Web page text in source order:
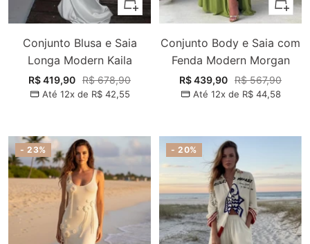
Conjunto Blusa e Saia
Longa Modern Kaila
Preço
promocional
R$ 419,90 Preço
normal
R$ 678,90
Até 12x de R$ 42,55
Conjunto Body e Saia com
Fenda Modern Morgan
Preço
promocional
R$ 439,90 Preço
normal
R$ 567,90
Até 12x de R$ 44,58
- 23% - 20%